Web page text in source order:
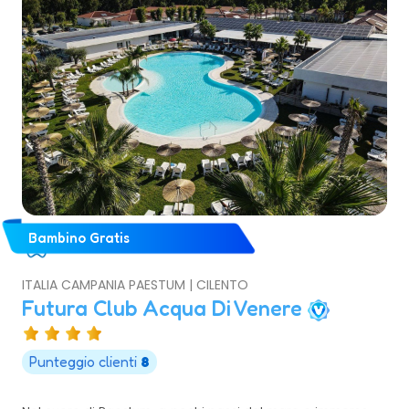
Bambino Gratis
ITALIA CAMPANIA PAESTUM | CILENTO
Futura Club Acqua Di Venere
Punteggio clienti 8